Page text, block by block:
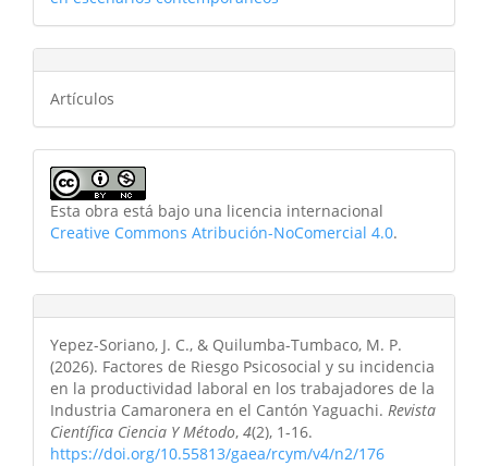
Artículos
Esta obra está bajo una licencia internacional
Creative Commons Atribución-NoComercial 4.0.
Yepez-Soriano, J. C., & Quilumba-Tumbaco, M. P.
(2026). Factores de Riesgo Psicosocial y su incidencia
en la productividad laboral en los trabajadores de la
Industria Camaronera en el Cantón Yaguachi. Revista
Científica Ciencia Y Método, 4(2), 1-16.
https://doi.org/10.55813/gaea/rcym/v4/n2/176